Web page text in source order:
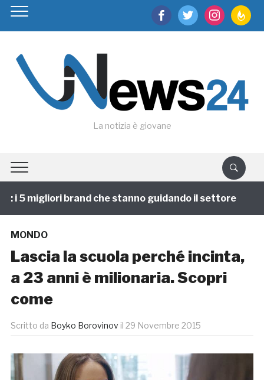
facebooktwitter instagram
La notizia è giovane
5 migliori brand che stanno guidando il settore
MONDO
Lascia la scuola perché incinta,
a 23 anni è milionaria. Scopri
come
Scritto da Boyko Borovinov il 29 Novembre 2015